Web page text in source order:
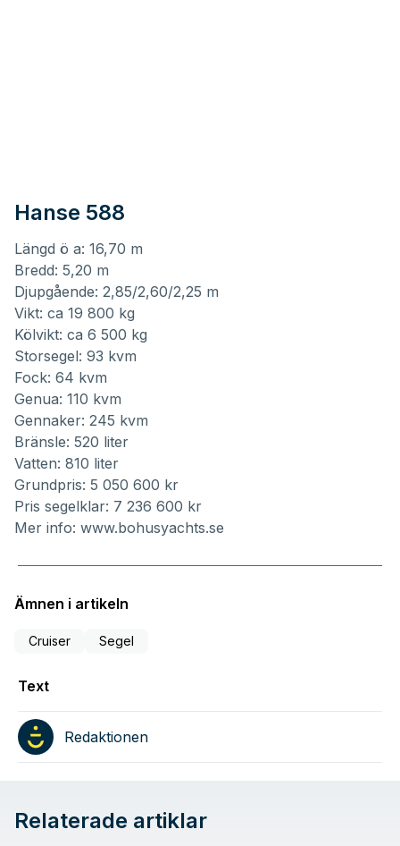
Hanse 588
Längd ö a: 16,70 m
Bredd: 5,20 m
Djupgående: 2,85/2,60/2,25 m
Vikt: ca 19 800 kg
Kölvikt: ca 6 500 kg
Storsegel: 93 kvm
Fock: 64 kvm
Genua: 110 kvm
Gennaker: 245 kvm
Bränsle: 520 liter
Vatten: 810 liter
Grundpris: 5 050 600 kr
Pris segelklar: 7 236 600 kr
Mer info: www.bohusyachts.se
Ämnen i artikeln
Cruiser Segel
Text
Redaktionen
Relaterade artiklar